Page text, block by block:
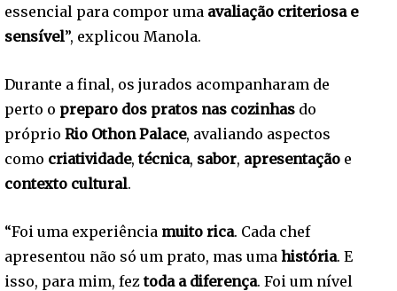
essencial para compor uma avaliação criteriosa e
sensível”, explicou Manola.
Durante a final, os jurados acompanharam de
perto o preparo dos pratos nas cozinhas do
próprio Rio Othon Palace, avaliando aspectos
como criatividade,técnica, sabor, apresentação e
contexto cultural.
“Foi uma experiência muito rica. Cada chef
apresentou não só um prato, mas uma história. E
isso, para mim, feztoda a diferença. Foi um nível